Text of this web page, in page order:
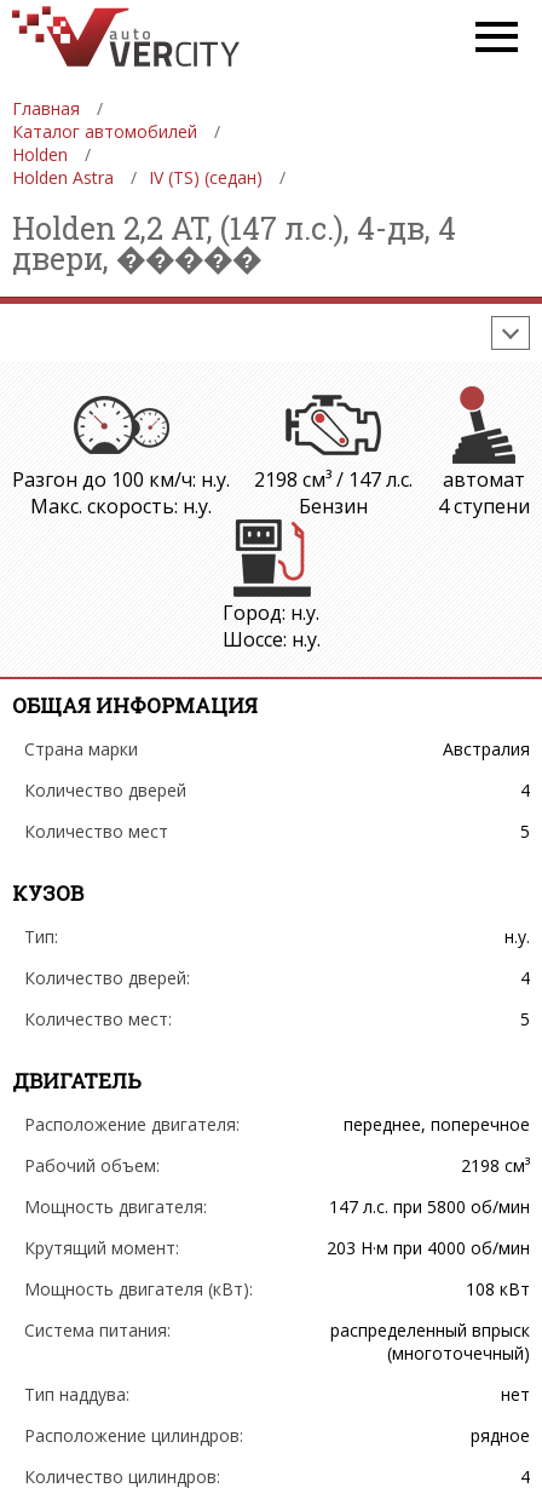
Главная
Каталог автомобилей
Holden
Holden Astra
IV (TS) (седан)
Holden 2,2 AT, (147 л.с.), 4-дв, 4
двери, �����
СПЕЦТЕХНИКА
АВТОСАЛОНЫ
СТАТИСТИКА
ПРОДАЖА АВТОМОБИЛЕЙ
ПРОИЗВОДСТВО АВТОМОБИЛЕЙ
ON-LINE КАЛЬКУЛЯТОРЫ
Разгон до 100 км/ч: н.у.
Макс. скорость: н.у.
2198 см³ / 147 л.с.
Бензин
автомат
4 ступени
Город: н.у.
Шоссе: н.у.
ОБЩАЯ ИНФОРМАЦИЯ
Страна марки
Австралия
Количество дверей
4
Количество мест
5
КУЗОВ
Тип:
н.у.
Количество дверей:
4
Количество мест:
5
ДВИГАТЕЛЬ
Расположение двигателя:
переднее, поперечное
Рабочий объем:
2198 см³
Мощность двигателя:
147 л.с. при 5800 об/мин
Крутящий момент:
203 Н·м при 4000 об/мин
Мощность двигателя (кВт):
108 кВт
Система питания:
распределенный впрыск
(многоточечный)
Тип наддува:
нет
Расположение цилиндров:
рядное
Количество цилиндров:
4